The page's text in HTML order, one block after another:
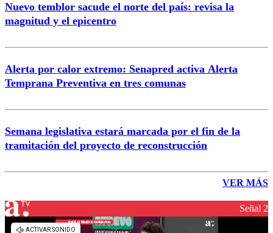
Nuevo temblor sacude el norte del país: revisa la
magnitud y el epicentro
Alerta por calor extremo: Senapred activa Alerta
Temprana Preventiva en tres comunas
Semana legislativa estará marcada por el fin de la
tramitación del proyecto de reconstrucción
VER MÁS
Señal 2